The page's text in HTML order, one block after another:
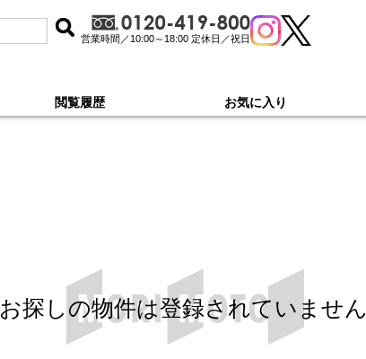
営業時間／10:00～18:00 定休日／祝日
閲覧履歴 お気に入り
お探しの物件は登録されていません